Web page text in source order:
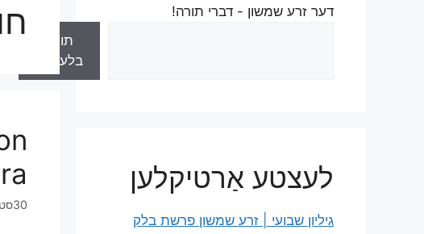
30סטן דעצעמבער, 2018
דער זרע שמשון - דברי תורה!
תורה
בלעטער
לעצטע אַרטיקלען
גיליון שבועי | זרע שמשון פרשת בלק